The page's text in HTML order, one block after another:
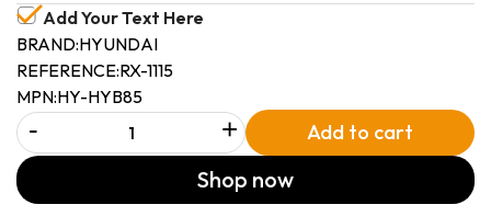
Add Your Text Here
BRAND:HYUNDAI
REFERENCE:RX-1115
MPN:HY-HYB85
- + Add to cart
Shop now